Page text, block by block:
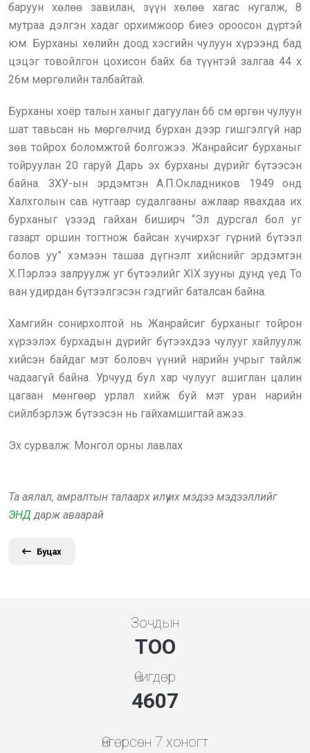
баруун хөлөө завилан, зүүн хөлөө хагас нугалж, 8
мутраа дэлгэн хадаг орхимжоор биеэ ороосон дүртэй
юм. Бурханы хөлийн доод хэсгийн чулуун хүрээнд бад
цэцэг товойлгон цохисон байх ба түүнтэй залгаа 44 х
26м мөргөлийн талбайтай.
Бурханы хоёр талын ханыг дагуулан 66 см өргөн чулуун
шат тавьсан нь мөргөлчид бурхан дээр гишгэлгүй нар
зөв тойрох боломжтой болгожээ. Жанрайсиг бурханыг
тойруулан 20 гаруй Дарь эх бурханы дүрийг бүтээсэн
байна. ЗХУ-ын эрдэмтэн А.П.Окладников 1949 онд
Халхголын сав нутгаар судалгааны ажлаар явахдаа их
бурханыг үзээд гайхан биширч “Эл дурсгал бол уг
газарт оршин тогтнож байсан хүчирхэг гүрний бүтээл
болов уу” хэмээн ташаа дүгнэлт хийснийг эрдэмтэн
Х.Пэрлээ залруулж уг бүтээлийг XIX зууны дунд үед То
ван удирдан бүтээлгэсэн гэдгийг баталсан байна.
Хамгийн сонирхолтой нь Жанрайсиг бурханыг тойрон
хүрээлэх бурхадын дүрийг бүтээхдээ чулууг хайлуулж
хийсэн байдаг мэт боловч үүний нарийн учрыг тайлж
чадаагүй байна. Урчууд бул хар чулууг ашиглан цалин
цагаан мөнгөөр урлал хийж буй мэт уран нарийн
сийлбэрлэж бүтээсэн нь гайхамшигтай ажээ.
Эх сурвалж: Монгол орны лавлах
Та аялал, амралтын талаарх илүү их мэдээ мэдээллийг
ЭНД дарж аваарай
Буцах
Зочдын
ТОО
Өчигдөр
5119
Өнгөрсөн 7 хоногт